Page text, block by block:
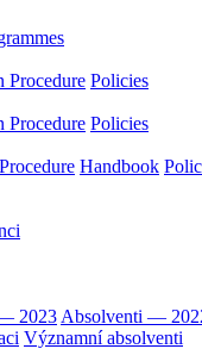
Procedure Policies
Procedure Policies
Handbook
2023 Absolventi —
Významní absolventi